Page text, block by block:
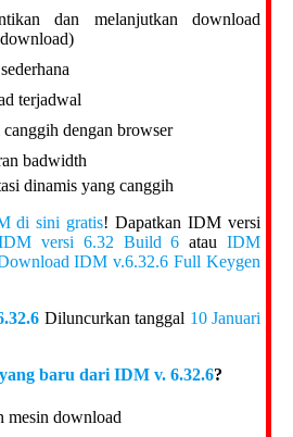
dan melanjutkan download
terjadwal
canggih dengan browser
badwidth
dinamis yang canggih
di sini gratis! Dapatkan IDM versi
versi 6.32 Build 6 atauIDM
IDM v.6.32.6 Full Keygen
Diluncurkan tanggal 10 Januari
baru dari IDM v. 6.32.6?
mesin download